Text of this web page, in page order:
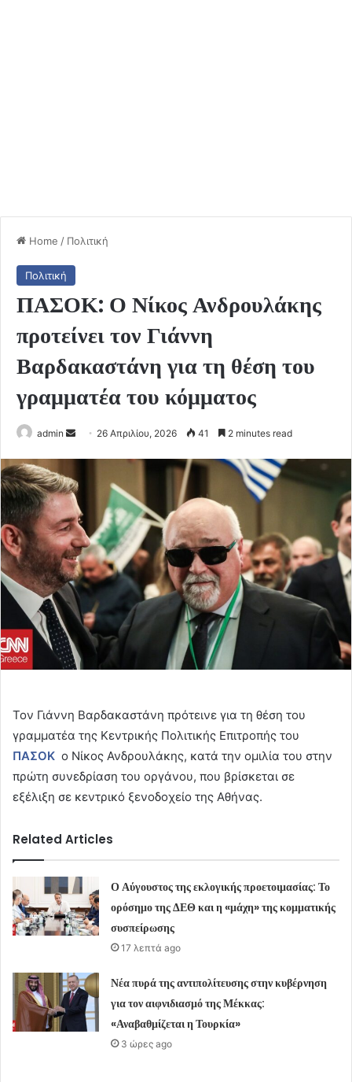
Home / Πολιτική
Πολιτική
ΠΑΣΟΚ: Ο Νίκος Ανδρουλάκης
προτείνει τον Γιάννη
Βαρδακαστάνη για τη θέση του
γραμματέα του κόμματος
admin
Send 26 Απριλίου, 2026 41 2 minutes read
Τον Γιάννη Βαρδακαστάνη πρότεινε για τη θέση του
γραμματέα της Κεντρικής Πολιτικής Επιτροπής του
ΠΑΣΟΚ ο Νίκος Ανδρουλάκης, κατά την ομιλία του στην
πρώτη συνεδρίαση του οργάνου, που βρίσκεται σε
εξέλιξη σε κεντρικό ξενοδοχείο της Αθήνας.
Related Articles
Ο Αύγουστος της εκλογικής προετοιμασίας: Το
ορόσημο της ΔΕΘ και η «μάχη» της κομματικής
συσπείρωσης
17 λεπτά ago
Νέα πυρά της αντιπολίτευσης στην κυβέρνηση
για τον αιφνιδιασμό της Μέκκας:
«Αναβαθμίζεται η Τουρκία»
3 ώρες ago